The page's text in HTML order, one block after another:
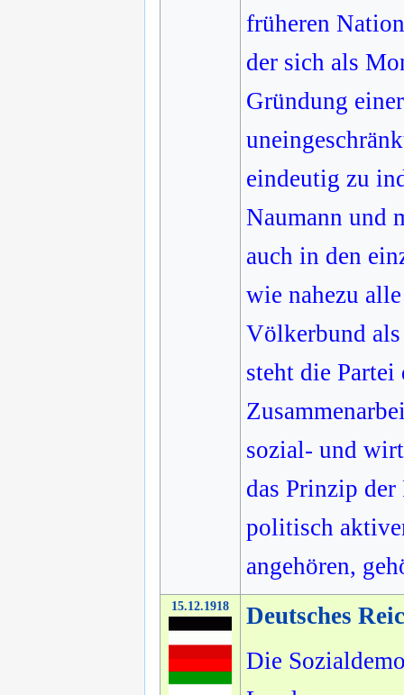
früheren
der sich als
Gründung
eindeutig zu
Naumann und
auch in den
wie nahezu
Völkerbund
steht die
sozial- und
das Prinzip
politisch
angehören,
15.12.1918
Deutsches
Die